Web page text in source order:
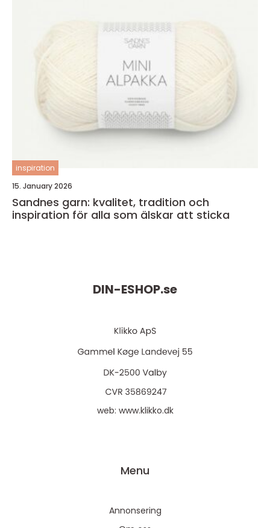
inspiration
15. January 2026
Sandnes garn: kvalitet, tradition och
inspiration för alla som älskar att sticka
DIN-ESHOP.se
web: www.klikko.dk
Menu
Annonsering